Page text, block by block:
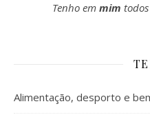
Tenho em mim
Alimentação, desporto e